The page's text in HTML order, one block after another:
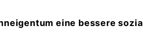
eine bessere